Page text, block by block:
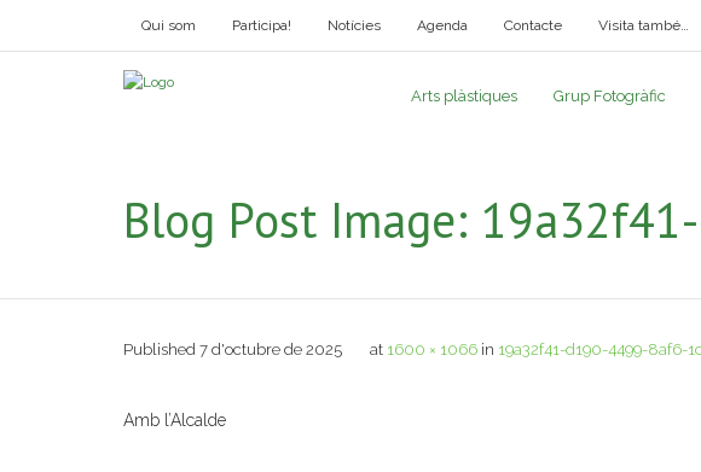
Qui som Participa! Notícies Agenda Contacte Visita també…
Arts plàstiques Grup Fotogràfic
Blog Post Image:
Published 7 d'octubre de 2025 at 1600 × 1066 in 19a32f41-d190-4499-8af6-
Amb l’Alcalde